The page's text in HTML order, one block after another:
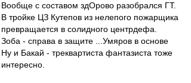
Вообще с составом здОрово разобрался ГТ.
В тройке ЦЗ Кутепов из нелепого пожарщика
превращается в солидного центрдефа.
Зоба - справа в защите ...Умяров в основе
Ну и Бакай - треквартиста фантазиста тоже
интересно.